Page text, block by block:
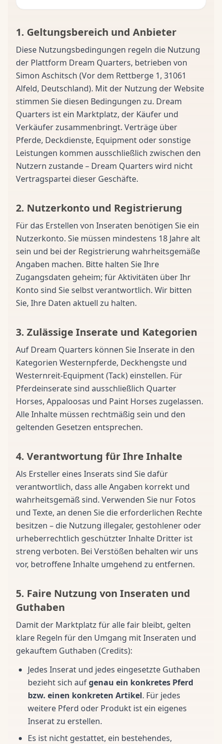
1. Geltungsbereich und Anbieter
Diese Nutzungsbedingungen regeln die Nutzung
der Plattform Dream Quarters, betrieben von
Simon Aschitsch (Vor dem Rettberge 1, 31061
Alfeld, Deutschland). Mit der Nutzung der Website
stimmen Sie diesen Bedingungen zu. Dream
Quarters ist ein Marktplatz, der Käufer und
Verkäufer zusammenbringt. Verträge über
Pferde, Deckdienste, Equipment oder sonstige
Leistungen kommen ausschließlich zwischen den
Nutzern zustande – Dream Quarters wird nicht
Vertragspartei dieser Geschäfte.
2. Nutzerkonto und Registrierung
Für das Erstellen von Inseraten benötigen Sie ein
Nutzerkonto. Sie müssen mindestens 18 Jahre alt
sein und bei der Registrierung wahrheitsgemäße
Angaben machen. Bitte halten Sie Ihre
Zugangsdaten geheim; für Aktivitäten über Ihr
Konto sind Sie selbst verantwortlich. Wir bitten
Sie, Ihre Daten aktuell zu halten.
3. Zulässige Inserate und Kategorien
Auf Dream Quarters können Sie Inserate in den
Kategorien Westernpferde, Deckhengste und
Westernreit-Equipment (Tack) einstellen. Für
Pferdeinserate sind ausschließlich Quarter
Horses, Appaloosas und Paint Horses zugelassen.
Alle Inhalte müssen rechtmäßig sein und den
geltenden Gesetzen entsprechen.
4. Verantwortung für Ihre Inhalte
Als Ersteller eines Inserats sind Sie dafür
verantwortlich, dass alle Angaben korrekt und
wahrheitsgemäß sind. Verwenden Sie nur Fotos
und Texte, an denen Sie die erforderlichen Rechte
besitzen – die Nutzung illegaler, gestohlener oder
urheberrechtlich geschützter Inhalte Dritter ist
streng verboten. Bei Verstößen behalten wir uns
vor, betroffene Inhalte umgehend zu entfernen.
5. Faire Nutzung von Inseraten und
Guthaben
Damit der Marktplatz für alle fair bleibt, gelten
klare Regeln für den Umgang mit Inseraten und
gekauftem Guthaben (Credits):
Jedes Inserat und jedes eingesetzte Guthaben
bezieht sich aufgenau ein konkretes Pferd
bzw. einen konkreten Artikel. Für jedes
weitere Pferd oder Produkt ist ein eigenes
Inserat zu erstellen.
Es ist nicht gestattet, ein bestehendes,